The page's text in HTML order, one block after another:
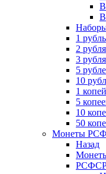
1 рубль
2 рубля
3 рубля
5
10
1
5
10
50
Монеты
Назад
РСФСР